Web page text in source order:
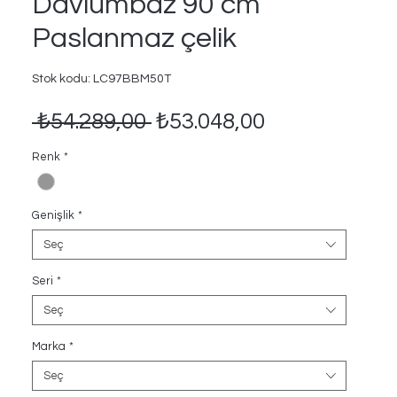
Paslanmaz çelik
Stok kodu: LC97BBM50T
₺54.289,00 Normal
₺53.048,00
Renk *
Genişlik *
Seç
Seri *
Seç
Marka *
Seç